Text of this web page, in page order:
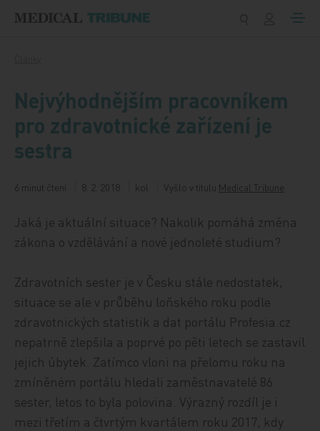
Nejvýhodnějším pracovníkem
pro zdravotnické zařízení je
sestra
6 minut čtení 8. 2. 2018 kol Vyšlo v titulu Medical Tribune
Jaká je aktuální situace? Nakolik pomáhá změna
zákona o vzdělávání a nové jednoleté studium?
Zdravotních sester je v Česku stále nedostatek,
situace se ale v průběhu loňského roku podle
zdravotnických statistik a dat portálu Profesia.cz
nepatrně zlepšila a poprvé po pěti letech se zastavil
jejich úbytek. Zatímco vloni na přelomu roku na
zmíněném portálu hledali zaměstnavatelé 86
sester, letos to byla polovina. Výrazný rozdíl je i
mezi třetím a čtvrtým kvartálem roku 2017, kdy